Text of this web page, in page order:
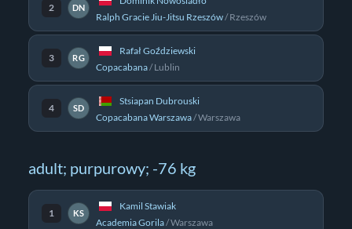
2 DN
Ralph Gracie Jiu-Jitsu Rzeszów/Rzeszów
3 RG
Rafał Goździewski
Copacabana/Lublin
4 SD
Stsiapan Dubrouski
Copacabana Warszawa/Warszawa
adult; purpurowy; -76 kg
1 KS
Kamil Stawiak
Academia Gorila/Warszawa